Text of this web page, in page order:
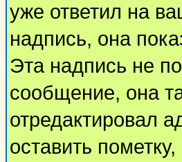
уже ответил на
надпись, она
Эта надпись не
сообщение, она
отредактировал
оставить